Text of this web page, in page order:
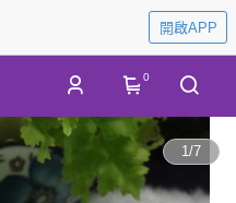
開啟APP
0
1/7